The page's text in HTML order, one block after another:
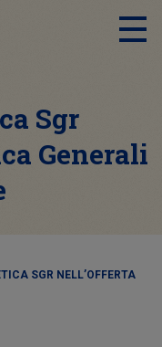
Sgr
Generali
SGR NELL’OFFERTA